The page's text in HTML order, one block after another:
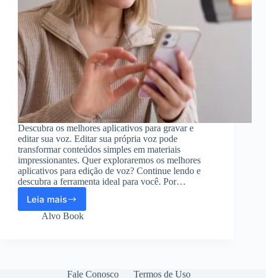
Descubra os melhores aplicativos para gravar e
editar sua voz. Editar sua própria voz pode
transformar conteúdos simples em materiais
impressionantes. Quer exploraremos os melhores
aplicativos para edição de voz? Continue lendo e
descubra a ferramenta ideal para você. Por…
Leia mais
5
melhores
editar
Alvo Book
Fale Conosco Termos de Uso